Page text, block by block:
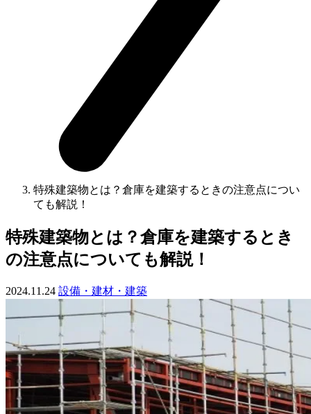
特殊建築物とは？倉庫を建築するときの注意点につい
ても解説！
特殊建築物とは？倉庫を建築するとき
の注意点についても解説！
2024.11.24 設備・建材・建築